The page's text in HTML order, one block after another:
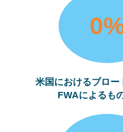
0
米国におけるブロー
FWAによるも